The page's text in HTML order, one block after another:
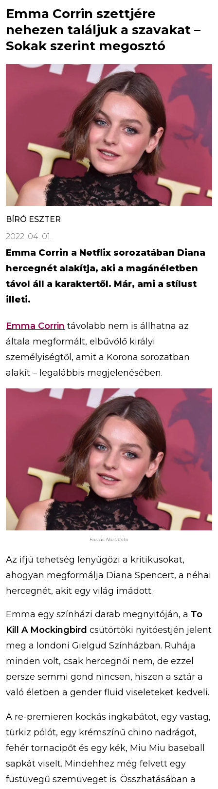
Emma Corrin szettjére
nehezen találjuk a szavakat –
Sokak szerint megosztó
BÍRÓ ESZTER
2022. 04. 01.
Emma Corrin a Netflix sorozatában Diana
hercegnét alakítja, aki a magánéletben
távol áll a karaktertől. Már, ami a stílust
illeti.
Emma Corrin távolabb nem is állhatna az
általa megformált, elbűvölő királyi
személyiségtől, amit a Korona sorozatban
alakít – legalábbis megjelenésében.
Forrás: Northfoto
Az ifjú tehetség lenyűgözi a kritikusokat,
ahogyan megformálja Diana Spencert, a néhai
hercegnét, akit egy világ imádott.
Emma egy színházi darab megnyitóján, a To
Kill A Mockingbird csütörtöki nyitóestjén jelent
meg a londoni Gielgud Színházban. Ruhája
minden volt, csak hercegnői nem, de ezzel
persze semmi gond nincsen, hiszen a sztár a
való életben a gender fluid viseleteket kedveli.
A re-premieren kockás ingkabátot, egy vastag,
türkiz pólót, egy krémszínű chino nadrágot,
fehér tornacipőt és egy kék, Miu Miu baseball
sapkát viselt. Mindehhez még felvett egy
füstüvegű szemüveget is. Összhatásában a